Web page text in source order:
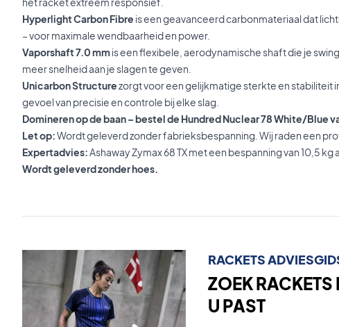
Hyperlight Carbon Fibre is een geavanceerd carbonmateriaal dat
– voor maximale wendbaarheid en power.
Vaporshaft 7.0 mmis een flexibele, aerodynamische shaft die je
meer snelheid aan je slagen te geven.
Unicarbon Structurezorgt voor een gelijkmatige sterkte en stabiliteit
gevoel van precisie en controle bij elke slag.
Domineren op de baan – bestel de Hundred Nuclear 78 White/Blue
Let op:Wordt geleverd zonder fabrieksbespanning. Wij raden een
Expertadvies:Ashaway Zymax 68 TX met een bespanning van 10,5 kg
Wordt geleverd zonder hoes.
RACKETS
ZOEK RACKETS
U PAST